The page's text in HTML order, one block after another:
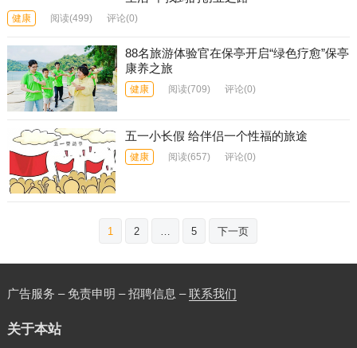
健康 阅读(499) 评论(0)
88名旅游体验官在保亭开启“绿色疗愈”保亭
康养之旅
健康 阅读(709) 评论(0)
五一小长假 给伴侣一个性福的旅途
健康 阅读(657) 评论(0)
分
页
1 2 … 5 下一页
广告服务 – 免责申明 – 招聘信息 –联系我们
关于本站